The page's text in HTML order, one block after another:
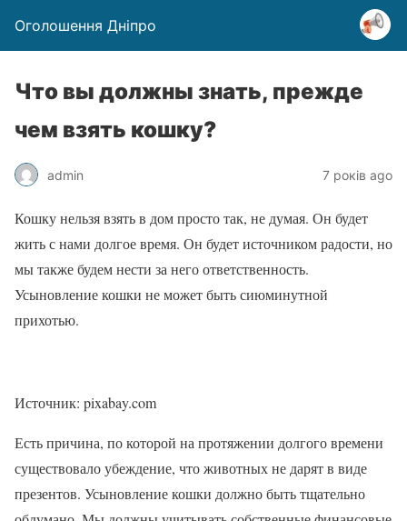
Оголошення Дніпро
Что вы должны знать, прежде
чем взять кошку?
admin 7 років ago
Кошку нельзя взять в дом просто так, не думая. Он будет
жить с нами долгое время. Он будет источником радости, но
мы также будем нести за него ответственность.
Усыновление кошки не может быть сиюминутной
прихотью.
Источник: pixabay.com
Есть причина, по которой на протяжении долгого времени
существовало убеждение, что животных не дарят в виде
презентов. Усыновление кошки должно быть тщательно